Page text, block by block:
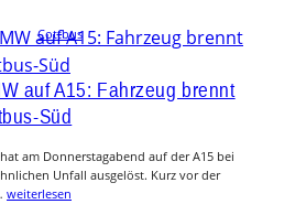
Cottbus
auf A15: Fahrzeug brennt
Süd
am Donnerstagabend auf der A15 bei
Unfall ausgelöst. Kurz vor der
weiterlesen